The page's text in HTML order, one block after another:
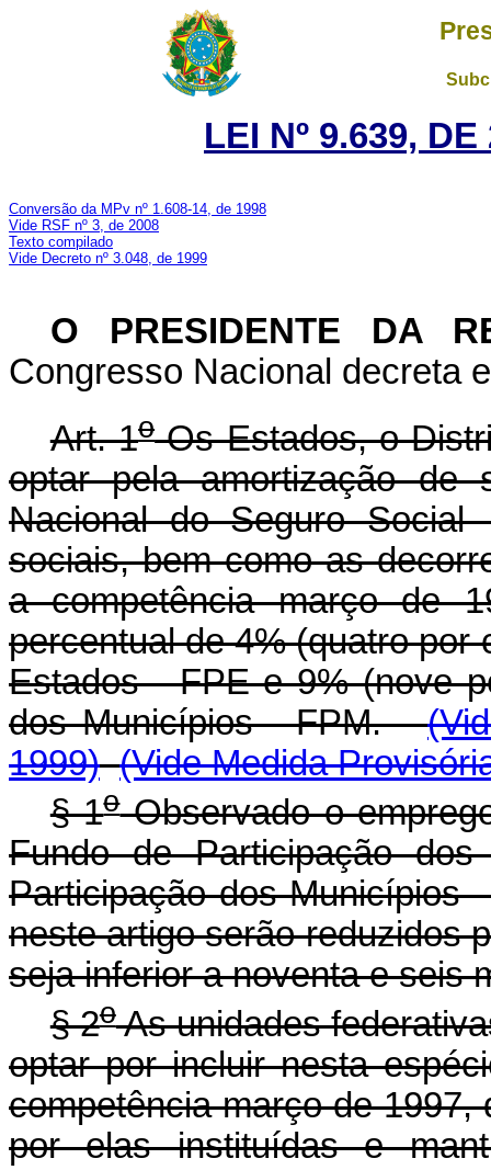
LEI Nº 9.639,
Conversão da MPv nº 1.608-14, de 1998
Vide RSF nº 3, de 2008
Texto compilado
Vide Decreto nº 3.048, de 1999
O PRESIDENTE DA
Congresso Nacional decreta
Art. 1oOs Estados, o
optar pela amortização de
Nacional do Seguro Social
sociais, bem como as
a competência março de
percentual de 4% (quatro por
Estados - FPE e 9% (nove
dos Municípios - FPM.
1999) (Vide Medida
§ 1oObservado o
Fundo de Participação
Participação dos Municípios
neste artigo serão reduzidos
seja inferior a noventa e seis
§ 2oAs unidades
optar por incluir nesta
competência março de
por elas instituídas e